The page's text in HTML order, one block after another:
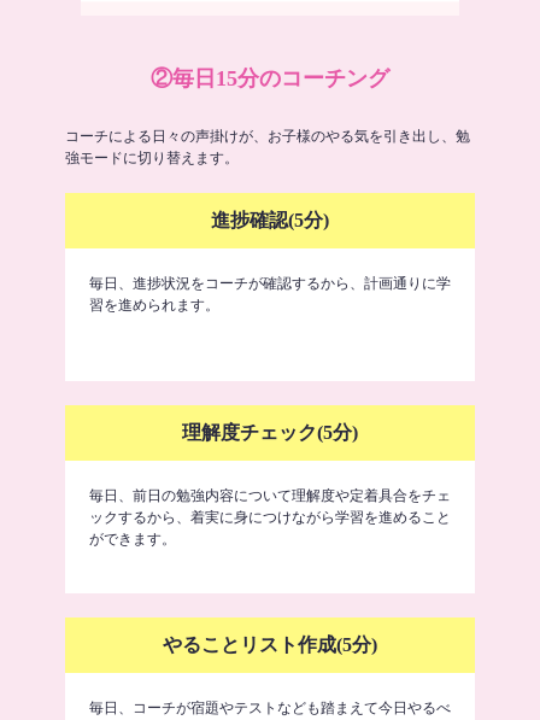
②毎日15分のコーチング
コーチによる日々の声掛けが、お子様のやる気を引き出し、勉
強モードに切り替えます。
進捗確認(5分)
毎日、進捗状況をコーチが確認するから、計画通りに学
習を進められます。
理解度チェック(5分)
毎日、前日の勉強内容について理解度や定着具合をチェ
ックするから、着実に身につけながら学習を進めること
ができます。
やることリスト作成(5分)
毎日、コーチが宿題やテストなども踏まえて今日やるべ